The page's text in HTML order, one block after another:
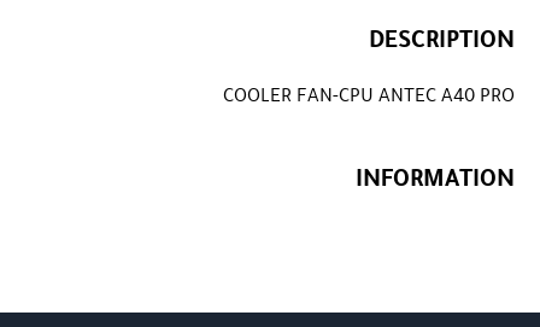
DESCRIPTION
COOLER FAN-CPU ANTEC A40 PRO
INFORMATION